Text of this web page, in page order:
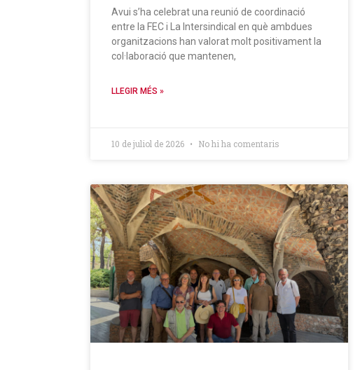
Avui s’ha celebrat una reunió de coordinació
entre la FEC i La Intersindical en què ambdues
organitzacions han valorat molt positivament la
col·laboració que mantenen,
LLEGIR MÉS »
10 de juliol de 2026 No hi ha comentaris